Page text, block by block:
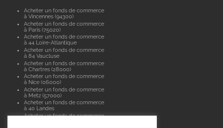
Acheter un fonds de commerce
à Vincennes (94300)
Acheter un fonds de commerce
à Paris (75020)
Acheter un fonds de commerce
à 44 Loire-Atlantique
Acheter un fonds de commerce
à 84 Vaucluse
Acheter un fonds de commerce
à Chartres (28000)
Acheter un fonds de commerce
à Nice (06000)
Acheter un fonds de commerce
à Metz (57000)
Acheter un fonds de commerce
à 40 Landes
Acheter un fonds de commerce